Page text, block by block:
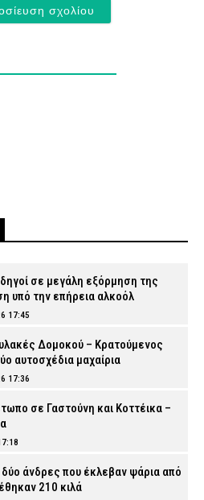
σε μεγάλη εξόρμηση της
υπό την επήρεια αλκοόλ
17:45
Δομοκού – Κρατούμενος
αυτοσχέδια μαχαίρια
17:36
σε Γαστούνη και Κοττέικα –
άνδρες που έκλεβαν ψάρια από
210 κιλά